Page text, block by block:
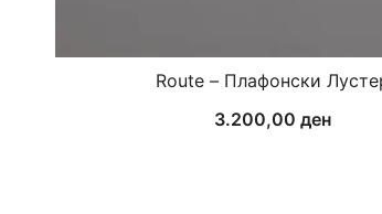
Route – Плафонски
3.200,00ден